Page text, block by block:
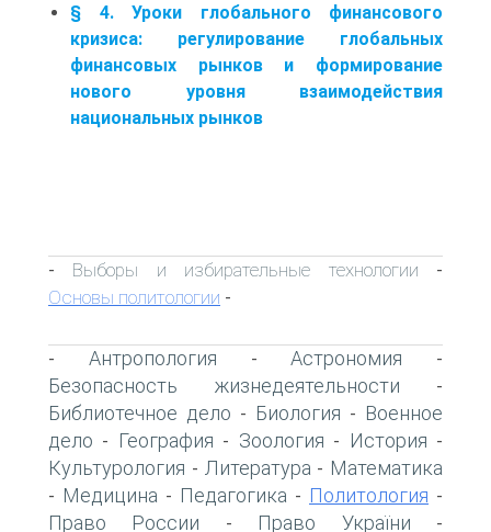
§ 4. Уроки глобального финансового
кризиса: регулирование глобальных
финансовых рынков и формирование
нового уровня взаимодействия
национальных рынков
- Выборы и избирательные технологии -
Основы политологии -
- Антропология -Астрономия -
Безопасность жизнедеятельности -
Библиотечное дело - Биология - Военное
дело - География - Зоология - История -
Культурология - Литература - Математика
- Медицина - Педагогика - Политология -
Право России - Право України -